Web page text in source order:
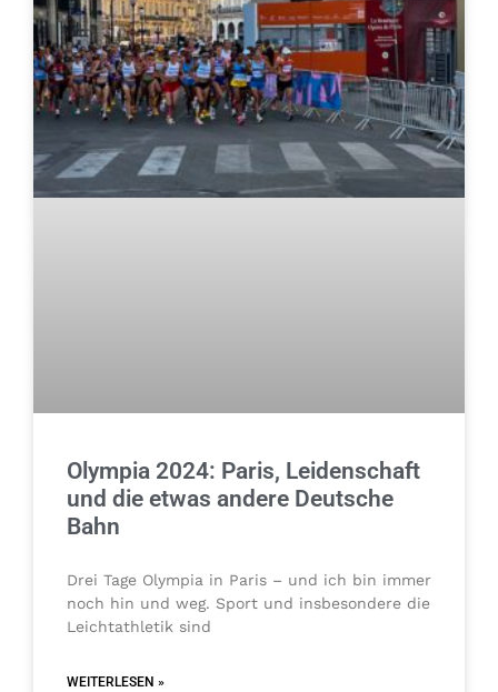
Olympia 2024: Paris, Leidenschaft
und die etwas andere Deutsche
Bahn
Drei Tage Olympia in Paris – und ich bin immer
noch hin und weg. Sport und insbesondere die
Leichtathletik sind
WEITERLESEN »